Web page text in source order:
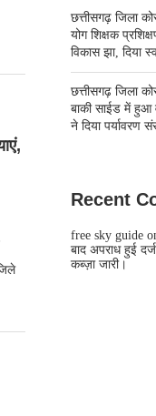
छत्तीसगढ़ जिला
योग शिक्षक
विकास झा, दिया
छत्तीसगढ़ जिला
बाकी साईड में हुआ
ने दिया पर्यावरण
Recent
free sky guide
बाद अपराध हुई
कब्ज़ा जारी।